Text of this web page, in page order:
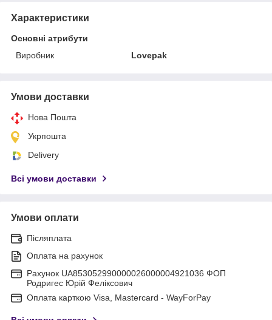
Характеристики
Основні атрибути
Виробник
Lovepak
Умови доставки
Нова Пошта
Укрпошта
Delivery
Всі умови доставки
Умови оплати
Післяплата
Оплата на рахунок
Рахунок UA853052990000026000004921036 ФОП
Родригес Юрій Феліксович
Оплата карткою Visa, Mastercard - WayForPay